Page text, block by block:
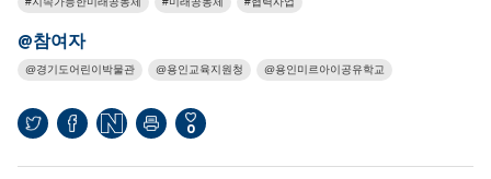
@참여자
경기도어린이박물관 용인교육지원청 용인미르아이공유학교
0